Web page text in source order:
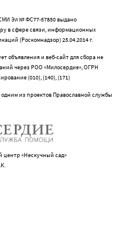
Эл № ФС77-57850 выдано
в сфере связи, информационных
(Роскомнадзор) 25.04.2014 г.
объявления и веб-сайт для сбора не
через РОО «Милосердие», ОГРН
(010), (140), (171)
из проектов Православной службы
центр «Нескучный сад»